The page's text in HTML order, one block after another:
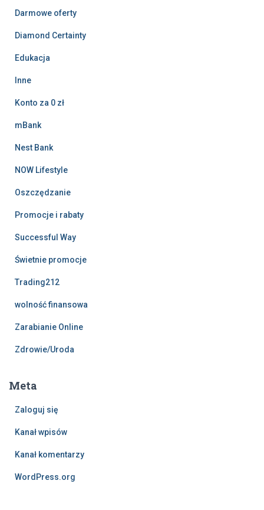
Darmowe oferty
Diamond Certainty
Edukacja
Inne
Konto za 0 zł
mBank
Nest Bank
NOW Lifestyle
Oszczędzanie
Promocje i rabaty
Successful Way
Świetnie promocje
Trading212
wolność finansowa
Zarabianie Online
Zdrowie/Uroda
Meta
Zaloguj się
Kanał wpisów
Kanał komentarzy
WordPress.org